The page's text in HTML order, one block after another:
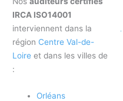
IRCA ISO14001
interviennent dans la
région Centre Val-de-
Loire et dans les villes de
:
Orléans